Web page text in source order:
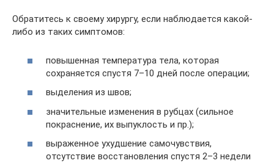
Обратитесь к своему хирургу, если наблюдается какой-
либо из таких симптомов:
повышенная температура тела, которая
сохраняется спустя 7–10 дней после операции;
выделения из швов;
значительные изменения в рубцах (сильное
покраснение, их выпуклость и пр.);
выраженное ухудшение самочувствия,
отсутствие восстановления спустя 2–3 недели